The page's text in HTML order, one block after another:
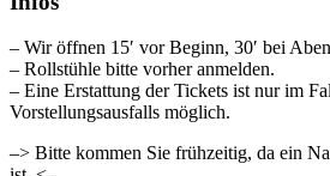
– Wir öffnen 15′ vor Beginn, 30′ bei
– Rollstühle bitte vorher anmelden.
– Eine Erstattung der Tickets ist nur im
Vorstellungsausfalls möglich.
–> Bitte kommen Sie frühzeitig, da ein